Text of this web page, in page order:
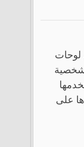
لوحات
شخصية
على